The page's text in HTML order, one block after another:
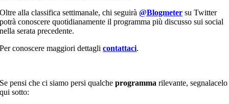
Oltre alla classifica settimanale, chi seguirà@Blogmeter su Twitter
potrà conoscere quotidianamente il programma più discusso sui social
nella serata precedente.
Per conoscere maggiori dettaglicontattaci.
Se pensi che ci siamo persi qualcheprogrammarilevante, segnalacelo
qui sotto: